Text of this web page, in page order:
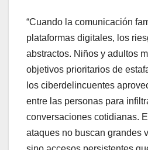
“Cuando la comunicación
plataformas digitales, los
abstractos. Niños y adultos
objetivos prioritarios de
los ciberdelincuentes
entre las personas para
conversaciones cotidianas.
ataques no buscan grandes